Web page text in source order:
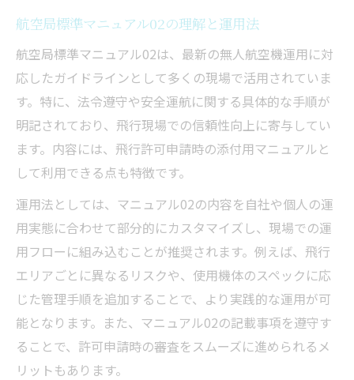
航空局標準マニュアル02の理解と運用法
航空局標準マニュアル02は、最新の無人航空機運用に対
応したガイドラインとして多くの現場で活用されていま
す。特に、法令遵守や安全運航に関する具体的な手順が
明記されており、飛行現場での信頼性向上に寄与してい
ます。内容には、飛行許可申請時の添付用マニュアルと
して利用できる点も特徴です。
運用法としては、マニュアル02の内容を自社や個人の運
用実態に合わせて部分的にカスタマイズし、現場での運
用フローに組み込むことが推奨されます。例えば、飛行
エリアごとに異なるリスクや、使用機体のスペックに応
じた管理手順を追加することで、より実践的な運用が可
能となります。また、マニュアル02の記載事項を遵守す
ることで、許可申請時の審査をスムーズに進められるメ
リットもあります。